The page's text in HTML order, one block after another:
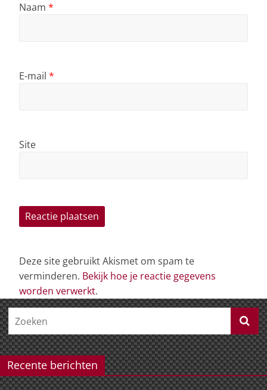
Naam *
E-mail *
Site
Deze site gebruikt Akismet om spam te
verminderen. Bekijk hoe je reactie gegevens
worden verwerkt.
Recente berichten